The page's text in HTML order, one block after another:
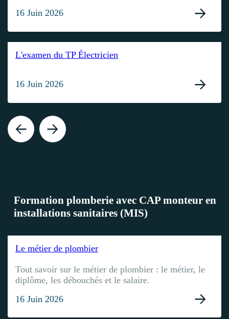
16 Juin 2026
L'examen du TP Électricien
16 Juin 2026
Formation plomberie avec CAP monteur en
installations sanitaires (MIS)
Le métier de plombier
Tout savoir sur le métier de plombier : le métier, le
diplôme, les débouchés et le salaire.
16 Juin 2026